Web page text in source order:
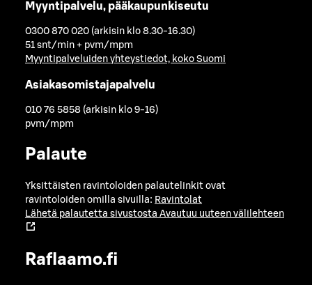
Myyntipalvelu, pääkaupunkiseutu
0300 870 020 (arkisin klo 8.30-16.30)
51 snt/min + pvm/mpm
Myyntipalveluiden yhteystiedot, koko Suomi
Asiakasomistajapalvelu
010 76 5858 (arkisin klo 9-16)
pvm/mpm
Palaute
Yksittäisten ravintoloiden palautelinkit ovat
ravintoloiden omilla sivuilla: Ravintolat
Lähetä palautetta sivustosta Avautuu uuteen välilehteen
Raflaamo.fi